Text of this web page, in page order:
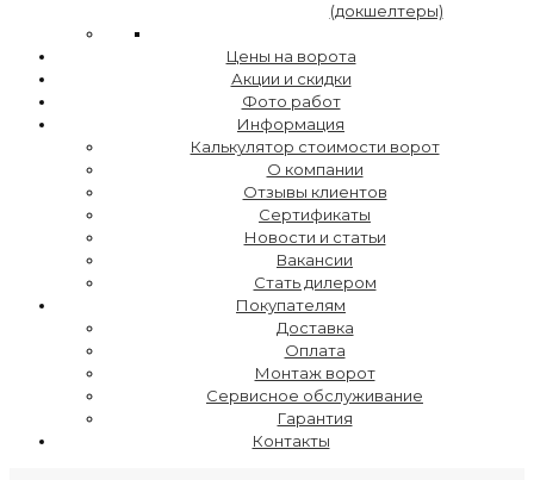
(докшелтеры)
Цены на ворота
Акции и скидки
Фото работ
Информация
Калькулятор стоимости ворот
О компании
Отзывы клиентов
Сертификаты
Новости и статьи
Вакансии
Стать дилером
Покупателям
Доставка
Оплата
Монтаж ворот
Сервисное обслуживание
Гарантия
Контакты